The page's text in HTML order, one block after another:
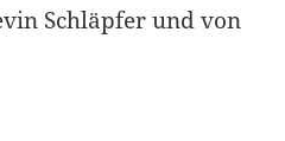
Schläpfer und von